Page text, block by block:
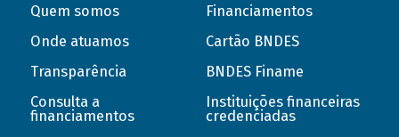
Quem somos
Onde atuamos
Transparência
Consulta a
financiamentos
Financiamentos
Cartão BNDES
BNDES Finame
Instituições financeiras
credenciadas